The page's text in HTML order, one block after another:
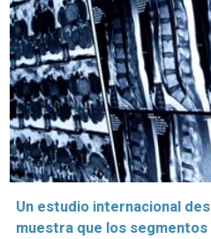
Un estudio internacional
muestra que los